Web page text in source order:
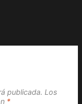
publicada. Los
*